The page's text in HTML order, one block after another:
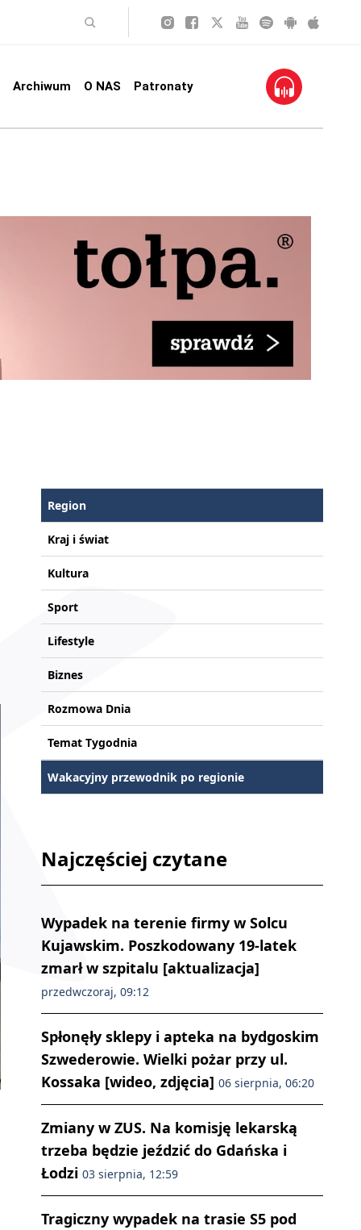
Archiwum O NAS Patronaty
Region
Kraj i świat
Kultura
Sport
Lifestyle
Biznes
Rozmowa Dnia
Temat Tygodnia
Wakacyjny przewodnik po regionie
Najczęściej czytane
Wypadek na terenie firmy w Solcu
Kujawskim. Poszkodowany 19-latek
zmarł w szpitalu [aktualizacja]
przedwczoraj, 09:12
Spłonęły sklepy i apteka na bydgoskim
Szwederowie. Wielki pożar przy ul.
Kossaka [wideo, zdjęcia] 06 sierpnia, 06:20
Zmiany w ZUS. Na komisję lekarską
trzeba będzie jeździć do Gdańska i
Łodzi 03 sierpnia, 12:59
Tragiczny wypadek na trasie S5 pod